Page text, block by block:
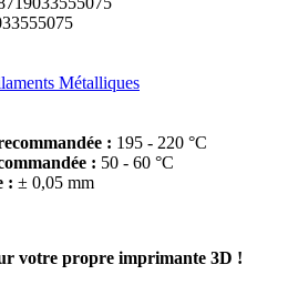
Métalliques
: 195 - 220 °C
: 50 - 60 °C
: ± 0,05 mm
votre propre imprimante 3D !